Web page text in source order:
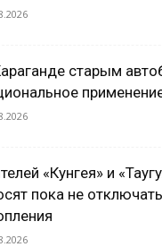
старым
«Кунгея» и
пока не